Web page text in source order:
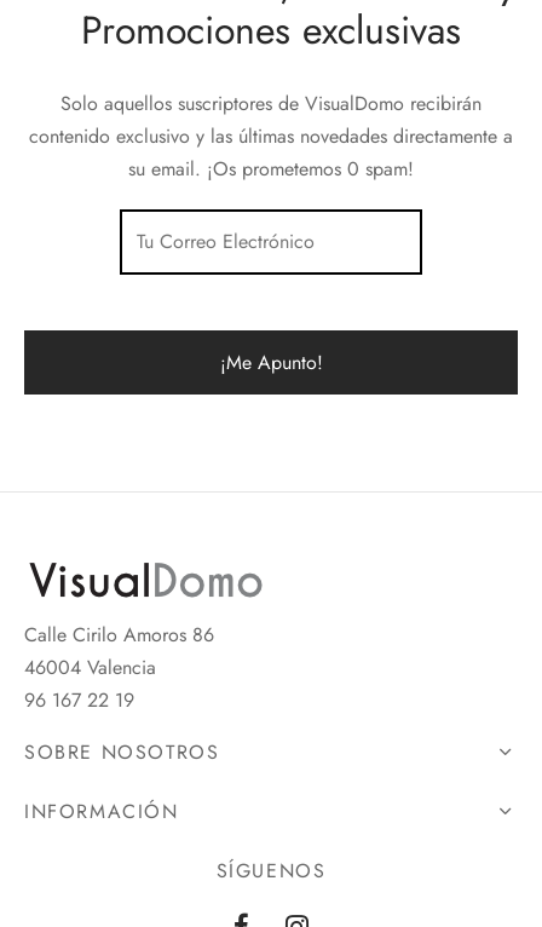
Promociones exclusivas
Solo aquellos suscriptores de VisualDomo recibirán
contenido exclusivo y las últimas novedades directamente a
su email. ¡Os prometemos 0 spam!
Calle Cirilo Amoros 86
46004 Valencia
96 167 22 19
SOBRE NOSOTROS
INFORMACIÓN
SÍGUENOS